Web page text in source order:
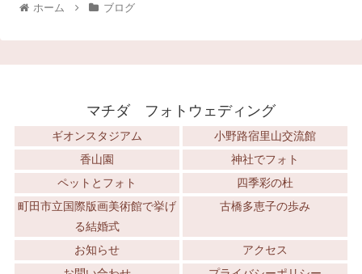
ホーム ブログ
マチダ フォトウェディング
ギオンスタジアム
小野路宿里山交流館
香山園
神社でフォト
ペットとフォト
四季彩の杜
町田市立国際版画美術館で挙げ
る結婚式
古橋多恵子の歩み
お知らせ
アクセス